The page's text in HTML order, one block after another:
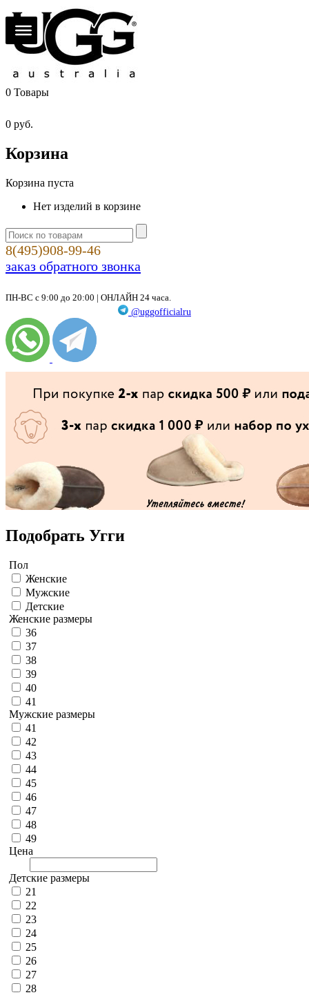
0 Товары
0 руб.
Корзина
Корзина пуста
Нет изделий в корзине
8(495)908-99-46
заказ обратного звонка
ПН-ВС с 9:00 до 20:00 | ОНЛАЙН 24 часа.
@uggofficialru
Подобрать Угги
Пол
Женские
Мужские
Детские
Женские размеры
36
37
38
39
40
41
Мужские размеры
41
42
43
44
45
46
47
48
49
Цена
Детские размеры
21
22
23
24
25
26
27
28